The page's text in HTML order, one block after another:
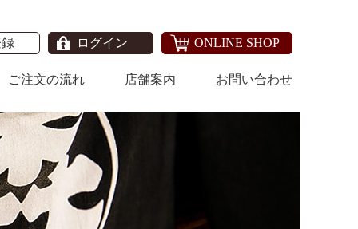
ログイン ONLINE SHOP
ご注文の流れ 店舗案内 お問い合わせ